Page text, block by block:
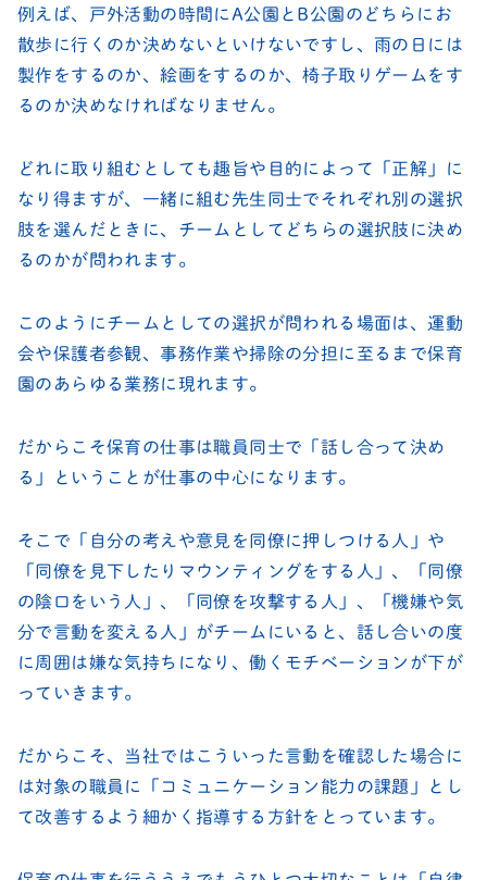
例えば、戸外活動の時間にA公園とB公園のどちらにお
散歩に行くのか決めないといけないですし、雨の日には
製作をするのか、絵画をするのか、椅子取りゲームをす
るのか決めなければなりません。
どれに取り組むとしても趣旨や目的によって「正解」に
なり得ますが、一緒に組む先生同士でそれぞれ別の選択
肢を選んだときに、チームとしてどちらの選択肢に決め
るのかが問われます。
このようにチームとしての選択が問われる場面は、運動
会や保護者参観、事務作業や掃除の分担に至るまで保育
園のあらゆる業務に現れます。
だからこそ保育の仕事は職員同士で「話し合って決め
る」ということが仕事の中心になります。
そこで「自分の考えや意見を同僚に押しつける人」や
「同僚を見下したりマウンティングをする人」、「同僚
の陰口をいう人」、「同僚を攻撃する人」、「機嫌や気
分で言動を変える人」がチームにいると、話し合いの度
に周囲は嫌な気持ちになり、働くモチベーションが下が
っていきます。
だからこそ、当社ではこういった言動を確認した場合に
は対象の職員に「コミュニケーション能力の課題」とし
て改善するよう細かく指導する方針をとっています。